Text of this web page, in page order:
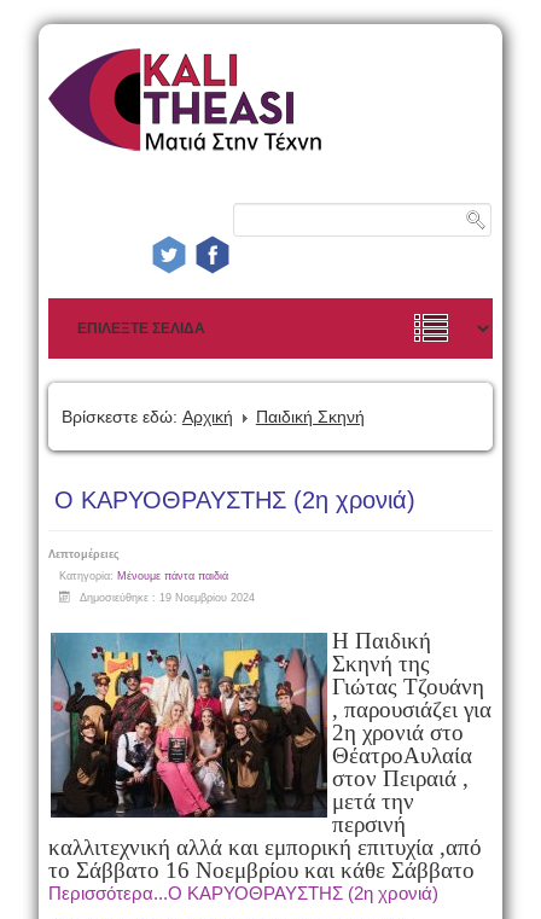
Βρίσκεστε εδώ: Αρχική Παιδική Σκηνή
Ο ΚΑΡΥΟΘΡΑΥΣΤΗΣ (2η χρονιά)
Λεπτομέρειες
Κατηγορία: Μένουμε πάντα παιδιά
Δημοσιεύθηκε : 19 Νοεμβρίου 2024
Η Παιδική
Σκηνή της
Γιώτας Τζουάνη
, παρουσιάζει για
2η χρονιά στο
ΘέατροΑυλαία
στον Πειραιά ,
μετά την
περσινή
καλλιτεχνική αλλά και εμπορική επιτυχία ,από
το Σάββατο 16 Νοεμβρίου και κάθε Σάββατο
Περισσότερα...Ο ΚΑΡΥΟΘΡΑΥΣΤΗΣ (2η χρονιά)